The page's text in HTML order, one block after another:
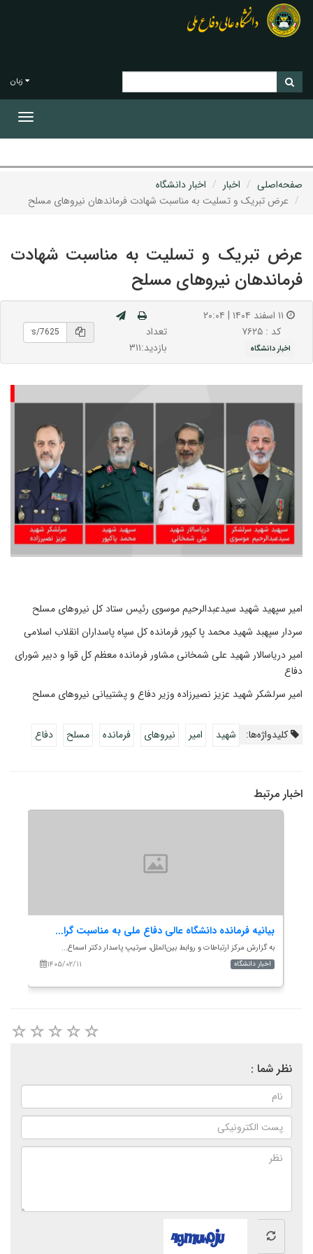
زبان
صفحه‌اصلی اخبار
اخبار دانشگاه
عرض تبریک و تسلیت به مناسبت شهادت فرماندهان نیروهای مسلح
عرض تبریک و تسلیت به مناسبت شهادت
فرماندهان نیروهای مسلح
کد : ۷۶۲۵
اخبار دانشگاه
تعداد
بازدید:۳۱۱
امیر سپهید شهید سیدعبدالرحیم موسوی رئیس ستاد کل نیروهاى مسلح
سردار سپهبد شهید محمد پا کپور فرمانده کل سپاه پاسداران انقلاب اسلامی
امیر دریاسالار شهید علی شمخانی مشاور فرمانده معظم کل قوا و دبیر شورای
دفاع
امیر سرلشکر شهید عزیز نصیرزاده وزیر دفاع و پشتیبانى نیروهاى مسلح
کلیدواژه‌ها: شهید امیر نیروهاى فرمانده مسلح دفاع
اخبار مرتبط
بیانیه فرمانده دانشگاه عالی دفاع ملی به مناسبت گرا...
به گزارش مرکز ارتباطات و روابط بین‌الملل، سرتیپ پاسدار دکتر اسماع...
۱۴۰۵/۰۲/۱۱
اخبار دانشگاه
نظر شما :